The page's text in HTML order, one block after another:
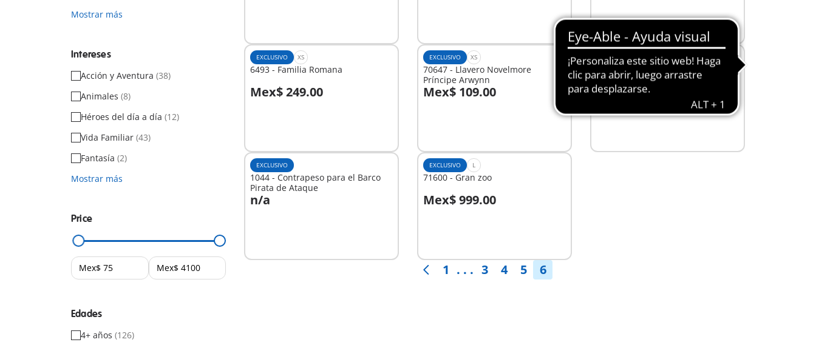
Mostrar más
Intereses
Acción y Aventura (38)
Animales (8)
Héroes del día a día (12)
Vida Familiar (43)
Fantasía (2)
Mostrar más
Price
Edades
4+ años (126)
No
EXCLUSIVO XS
6493 - Familia Romana
Mex$ 249.00
EXCLUSIVO XS
70647 - Llavero Novelmore
Príncipe Arwynn
Mex$ 109.00
EXCLUSIVO XL
9849 - Extensión para Casa de
Muñecas
Mex$ 849.00
EXCLUSIVO
1044 - Contrapeso para el Barco
Pirata de Ataque
n/a
EXCLUSIVO L
71600 - Gran zoo
Mex$ 999.00
1 . . . 3 4 5 6